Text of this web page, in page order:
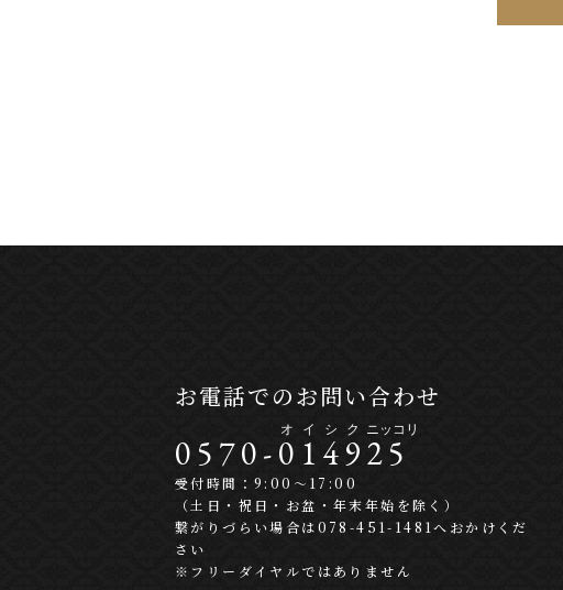
お電話でのお問い合わせ
0570-0 1 4925
受付時間：9:00〜17:00
（土日・祝日・お盆・年末年始を除く）
繋がりづらい場合は078-451-1481へおかけくだ
さい
※フリーダイヤルではありません